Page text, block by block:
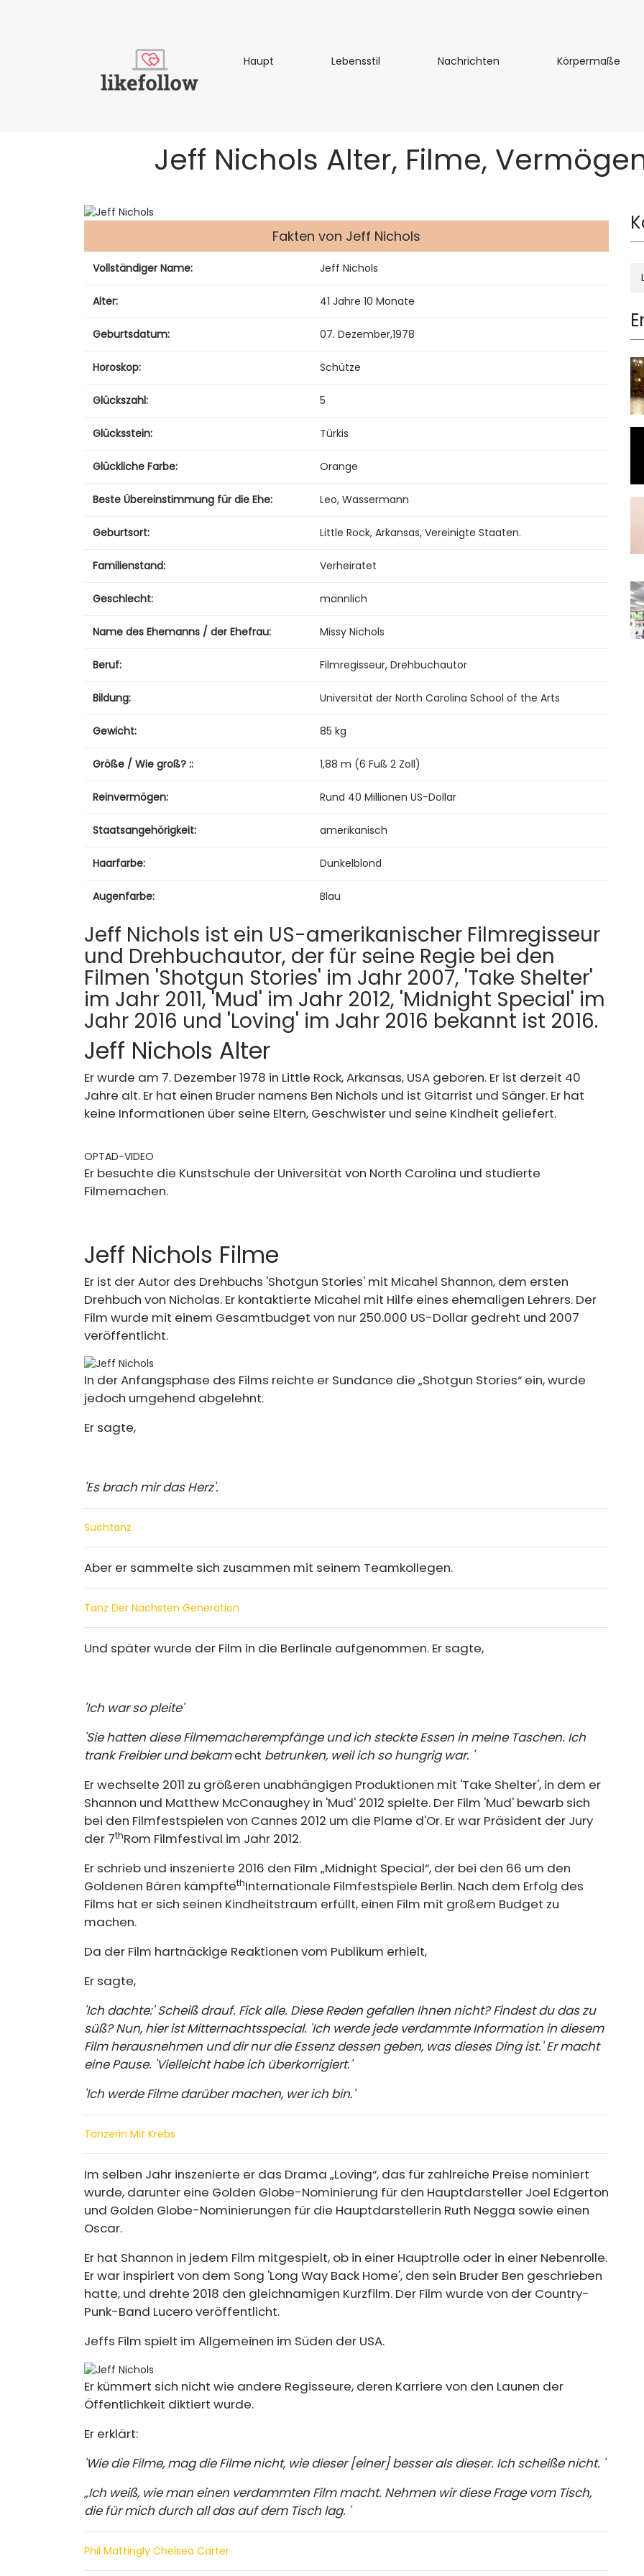
Haupt Lebensstil Nachrichten NachrichtenKörpermaße
Jeff Nichols Alter, Filme,
Fakten von Jeff Nichols
Vollständiger Name: Jeff Nichols
Alter: 41 Jahre 10 Monate
Geburtsdatum: 07. Dezember,1978
Horoskop: Schütze
Glückszahl: 5
Glücksstein: Türkis
Glückliche Farbe: Orange
Beste Übereinstimmung für die Ehe: Leo, Wassermann
Geburtsort: Little Rock, Arkansas, Vereinigte Staaten.
Familienstand: Verheiratet
Geschlecht: männlich
Name des Ehemanns / der Ehefrau: Missy Nichols
Beruf: Filmregisseur, Drehbuchautor
Bildung: Universität der North Carolina School of the Arts
Gewicht: 85 kg
Größe / Wie groß? :: 1,88 m (6 Fuß 2 Zoll)
Reinvermögen: Rund 40 Millionen US-Dollar
Staatsangehörigkeit: amerikanisch
Haarfarbe: Dunkelblond
Augenfarbe: Blau
Jeff Nichols ist ein US-amerikanischer Filmregisseur
und Drehbuchautor, der für seine Regie bei den
Filmen 'Shotgun Stories' im Jahr 2007, 'Take Shelter'
im Jahr 2011, 'Mud' im Jahr 2012, 'Midnight Special' im
Jahr 2016 und 'Loving' im Jahr 2016 bekannt ist 2016.
Jeff Nichols Alter
Er wurde am 7. Dezember 1978 in Little Rock, Arkansas, USA geboren. Er ist derzeit 40
Jahre alt. Er hat einen Bruder namens Ben Nichols und ist Gitarrist und Sänger. Er hat
keine Informationen über seine Eltern, Geschwister und seine Kindheit geliefert.
OPTAD-VIDEO
Er besuchte die Kunstschule der Universität von North Carolina und studierte
Filmemachen.
Jeff Nichols Filme
Er ist der Autor des Drehbuchs 'Shotgun Stories' mit Micahel Shannon, dem ersten
Drehbuch von Nicholas. Er kontaktierte Micahel mit Hilfe eines ehemaligen Lehrers. Der
Film wurde mit einem Gesamtbudget von nur 250.000 US-Dollar gedreht und 2007
veröffentlicht.
In der Anfangsphase des Films reichte er Sundance die „Shotgun Stories“ ein, wurde
jedoch umgehend abgelehnt.
Er sagte,
'Es brach mir das Herz'.
Suchtanz
Aber er sammelte sich zusammen mit seinem Teamkollegen.
Tanz Der Nächsten Generation
Und später wurde der Film in die Berlinale aufgenommen. Er sagte,
'Ich war so pleite'
'Sie hatten diese Filmemacherempfänge und ich steckte Essen in meine Taschen. Ich
trank Freibier und bekamecht betrunken, weil ich so hungrig war. '
Er wechselte 2011 zu größeren unabhängigen Produktionen mit 'Take Shelter', in dem er
Shannon und Matthew McConaughey in 'Mud' 2012 spielte. Der Film 'Mud' bewarb sich
bei den Filmfestspielen von Cannes 2012 um die Plame d'Or. Er war Präsident der Jury
der 7thRom Filmfestival im Jahr 2012.
Er schrieb und inszenierte 2016 den Film „Midnight Special“, der bei den 66 um den
Goldenen Bären kämpftethInternationale Filmfestspiele Berlin. Nach dem Erfolg des
Films hat er sich seinen Kindheitstraum erfüllt, einen Film mit großem Budget zu
machen.
Da der Film hartnäckige Reaktionen vom Publikum erhielt,
Er sagte,
'Ich dachte:' Scheiß drauf. Fick alle. Diese Reden gefallen Ihnen nicht? Findest du das zu
süß? Nun, hier ist Mitternachtsspecial. 'Ich werde jede verdammte Information in diesem
Film herausnehmen und dir nur die Essenz dessen geben, was dieses Ding ist.' Er macht
eine Pause. 'Vielleicht habe ich überkorrigiert.'
'Ich werde Filme darüber machen, wer ich bin.'
Tänzerin Mit Krebs
Im selben Jahr inszenierte er das Drama „Loving“, das für zahlreiche Preise nominiert
wurde, darunter eine Golden Globe-Nominierung für den Hauptdarsteller Joel Edgerton
und Golden Globe-Nominierungen für die Hauptdarstellerin Ruth Negga sowie einen
Oscar.
Er hat Shannon in jedem Film mitgespielt, ob in einer Hauptrolle oder in einer Nebenrolle.
Er war inspiriert von dem Song 'Long Way Back Home', den sein Bruder Ben geschrieben
hatte, und drehte 2018 den gleichnamigen Kurzfilm. Der Film wurde von der Country-
Punk-Band Lucero veröffentlicht.
Jeffs Film spielt im Allgemeinen im Süden der USA.
Er kümmert sich nicht wie andere Regisseure, deren Karriere von den Launen der
Öffentlichkeit diktiert wurde.
Er erklärt:
'Wie die Filme, mag die Filme nicht, wie dieser [einer] besser als dieser. Ich scheiße nicht. '
„Ich weiß, wie man einen verdammten Film macht. Nehmen wir diese Frage vom Tisch,
die für mich durch all das auf dem Tisch lag. '
Phil Mattingly Chelsea Carter